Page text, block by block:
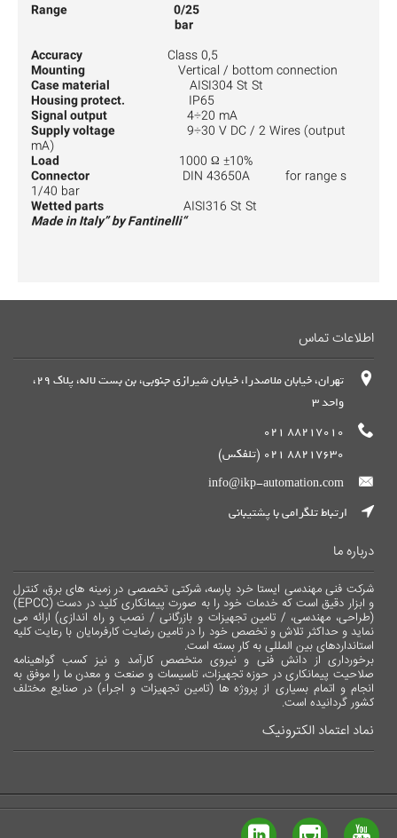
Range 0/25
bar
Class 0,5
Mounting Vertical / bottom connection
Case material AISI304 St St
Housing protect. IP65
Signal output 4÷20 mA
Supply voltage 9÷30 V DC / 2 Wires (output
mA)
Load 1000 Ω ±10%
Connector DIN 43650A for range s
1/40 bar
Wetted parts AISI316 St St
“Made in Italy” by Fantinelli
اطلاعات تماس
تهران، خیابان ملاصدرا، خیابان شیرازی جنوبی، بن بست لاله، پلاک 29،
واحد 3
88217010 021
88217630 021 (تلفکس)
info@ikp-automation.com
ارتباط تلگرامی با پشتیبانی
درباره ما
شرکت فنی مهندسی ایستا خرد پارسه، شرکتی تخصصی در زمینه های برق، کنترل
و ابزار دقیق است که خدمات خود را به صورت پیمانکاری کلید در دست (EPCC)
(طراحی، مهندسی، / تامین تجهیزات و بازرگانی / نصب و راه اندازی) ارائه می
نماید و حداکثر تلاش و تخصص خود را در تامین رضایت کارفرمایان با رعایت کلیه
استانداردهای بین المللی به کار بسته است.
برخورداری از دانش فنی و نیروی متخصص کارآمد و نیز کسب گواهینامه
صلاحیت پیمانکاری در حوزه تجهیزات، تاسیسات و صنعت و معدن ما را موفق به
انجام و اتمام بسیاری از پروژه ها (تامین تجهیزات و اجراء) در صنایع مختلف
کشور گردانیده است.
نماد اعتماد الکترونیک